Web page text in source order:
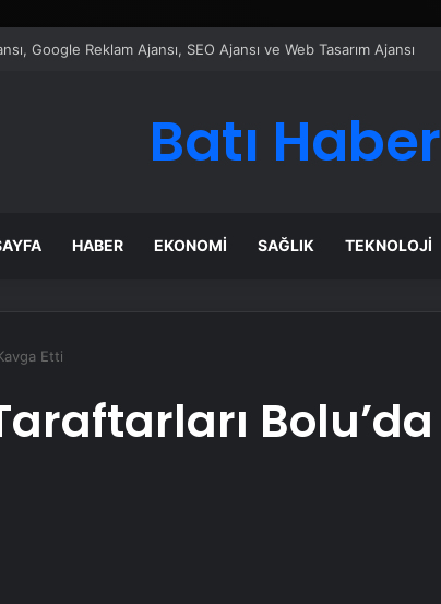
Akıllı Dijital Taşımacılık Yazılımı
Batı Haber
HABER EKONOMI SAĞLIK TEKNOLOJI
Etti
Bolu’da